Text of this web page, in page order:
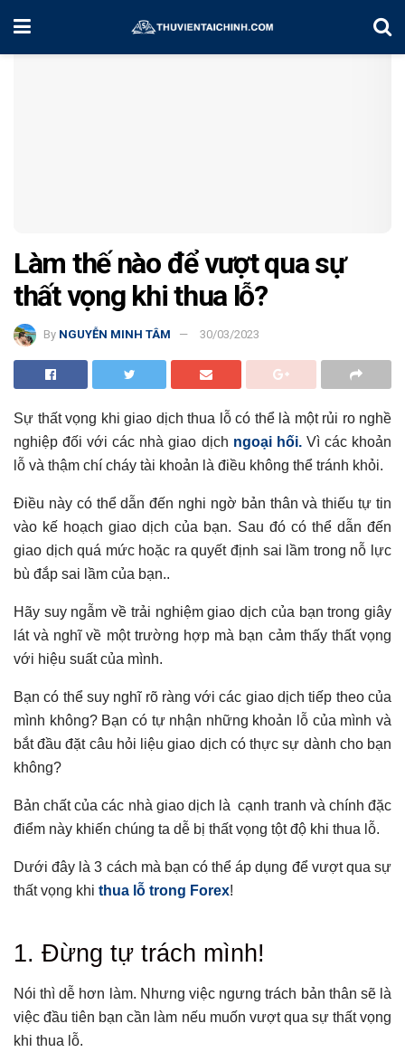
Home Kinh Nghiệm Đầu Tư
Làm thế nào để vượt qua sự
thất vọng khi thua lỗ?
By NGUYỄN MINH TÂM 30/03/2023
Sự thất vọng khi giao dịch thua lỗ có thể là một rủi ro nghề
nghiệp đối với các nhà giao dịch ngoại hối.Vì các khoản
lỗ và thậm chí cháy tài khoản là điều không thể tránh khỏi.
Điều này có thể dẫn đến nghi ngờ bản thân và thiếu tự tin
vào kế hoạch giao dịch của bạn. Sau đó có thể dẫn đến
giao dịch quá mức hoặc ra quyết định sai lầm trong nỗ lực
bù đắp sai lầm của bạn..
Hãy suy ngẫm về trải nghiệm giao dịch của bạn trong giây
lát và nghĩ về một trường hợp mà bạn cảm thấy thất vọng
với hiệu suất của mình.
Bạn có thể suy nghĩ rõ ràng với các giao dịch tiếp theo của
mình không? Bạn có tự nhận những khoản lỗ của mình và
bắt đầu đặt câu hỏi liệu giao dịch có thực sự dành cho bạn
không?
Bản chất của các nhà giao dịch là cạnh tranh và chính đặc
điểm này khiến chúng ta dễ bị thất vọng tột độ khi thua lỗ.
Dưới đây là 3 cách mà bạn có thể áp dụng để vượt qua sự
thất vọng khi thua lỗ trong Forex!
1. Đừng tự trách mình!
2. Tiếp tục luyện tập
3. Đừng vội từ bỏ chiến lược giao dịch
Có thể bạn chưa biết
1. Đừng tự trách mình!
Nói thì dễ hơn làm. Nhưng việc ngưng trách bản thân sẽ là
việc đầu tiên bạn cần làm nếu muốn vượt qua sự thất vọng
khi thua lỗ.